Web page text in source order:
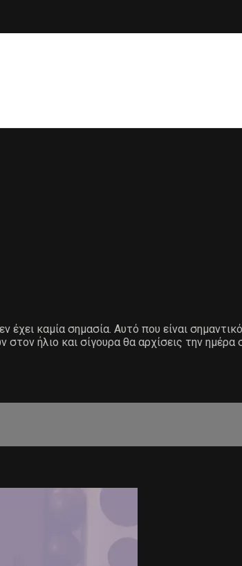
καμία σημασία. Αυτό που είναι
ήλιο και σίγουρα θα αρχίσεις την ημέρα